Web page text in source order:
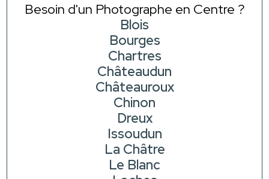
Besoin d'un Photographe en Centre ?
Blois
Bourges
Chartres
Châteaudun
Châteauroux
Chinon
Dreux
Issoudun
La Châtre
Le Blanc